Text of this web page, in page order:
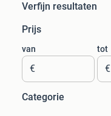
Verfijn resultaten
Prijs
van
€
tot
€
Categorie